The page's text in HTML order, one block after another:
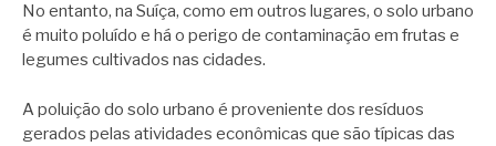
No entanto, na Suíça, como em outros lugares, o solo urbano
é muito poluído e há o perigo de contaminação em frutas e
legumes cultivados nas cidades.
A poluição do solo urbano é proveniente dos resíduos
gerados pelas atividades econômicas que são típicas das